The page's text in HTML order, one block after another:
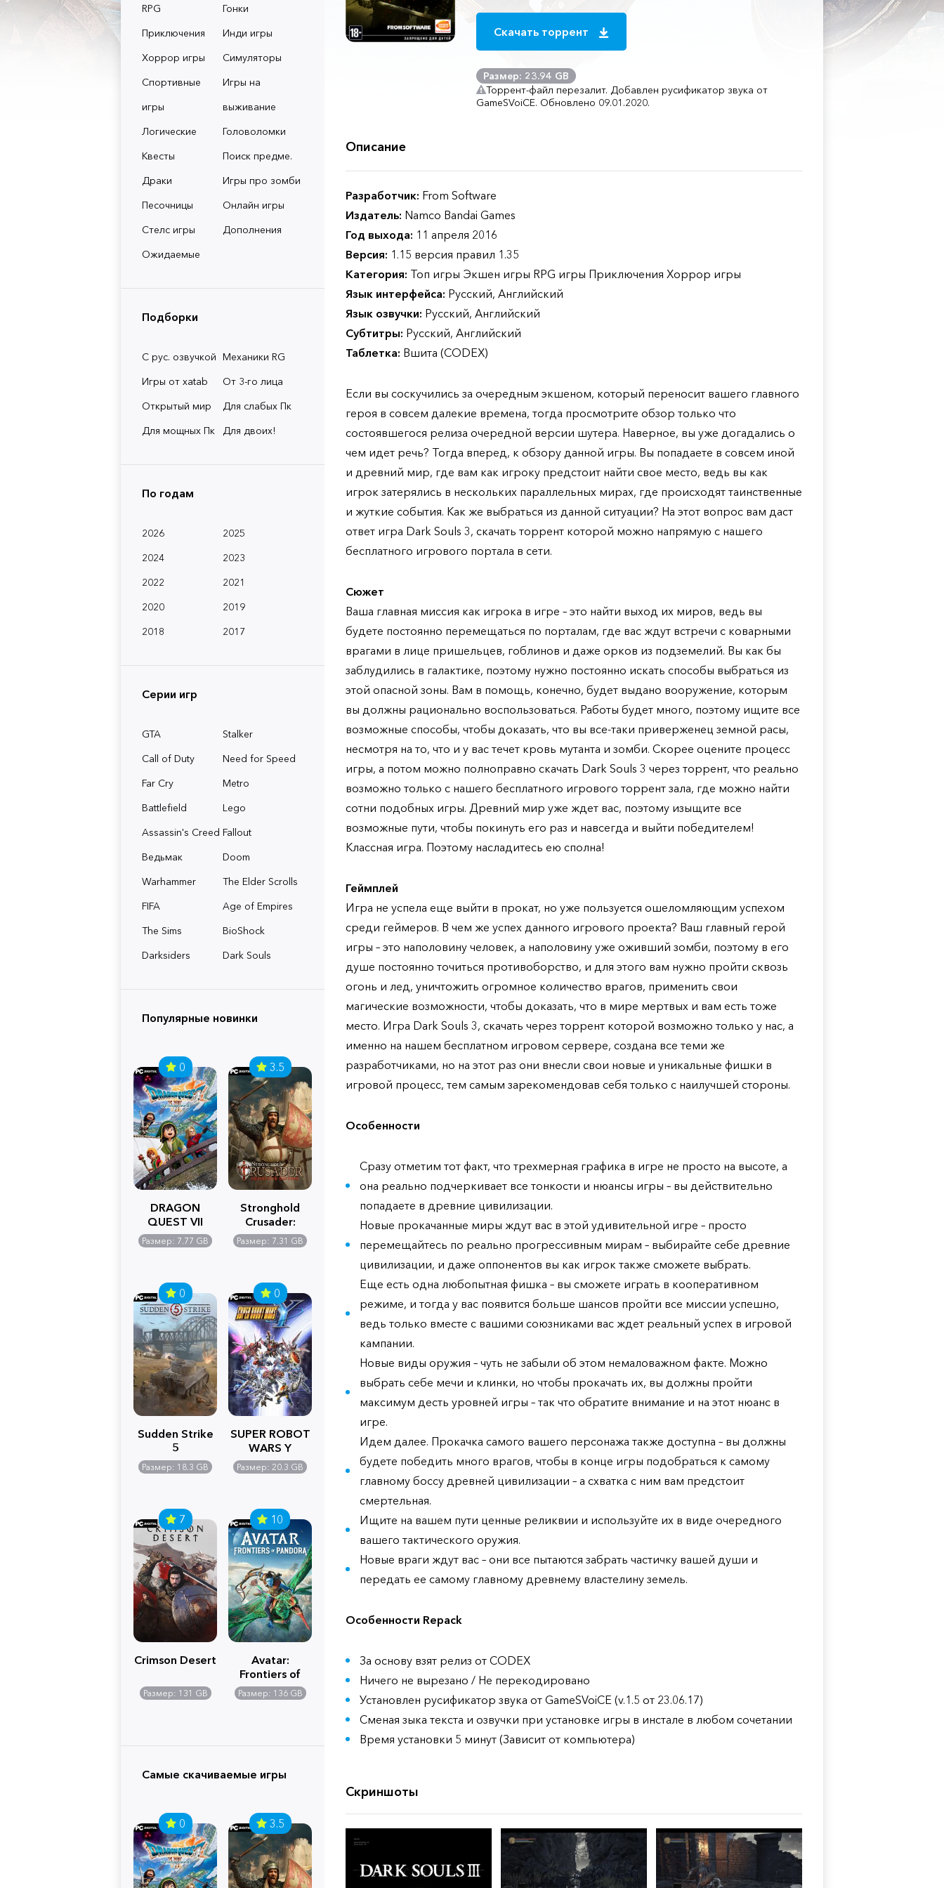
RPG
Гонки
Приключения
Инди игры
Хоррор игры
Симуляторы
Спортивные
игры
Игры на
выживание
Логические
Головоломки
Квесты
Поиск предме.
Драки
Игры про зомби
Песочницы
Онлайн игры
Стелс игры
Дополнения
Ожидаемые
Подборки
С рус. озвучкой Механики RG
Игры от xatab
От 3-го лица
Открытый мир
Для слабых Пк
Для мощных Пк
Для двоих!
По годам
2026
2025
2024
2023
2022
2021
2020
2019
2018
2017
Серии игр
GTA
Stalker
Call of Duty
Need for Speed
Far Cry
Metro
Battlefield
Lego
Assassin's Creed Fallout
Ведьмак
Doom
Warhammer
The Elder Scrolls
FIFA
Age of Empires
The Sims
BioShock
Darksiders
Dark Souls
Популярные новинки
0
DRAGON
QUEST VII
Reimagined
Размер: 7.77 GB
3.5
Stronghold
Crusader:
Definitive
Edition
Размер: 7.31 GB
0
Sudden Strike
5
Размер: 18.3 GB
0
SUPER ROBOT
WARS Y
Размер: 20.3 GB
7
Crimson Desert
Размер: 131 GB
10
Avatar:
Frontiers of
Pandora
Размер: 136 GB
Самые скачиваемые игры
0 3.5
Скачать торрент
Размер: 23.94 GB
Торрент-файл перезалит. Добавлен русификатор звука от
GameSVoiCE. Обновлено 09.01.2020.
Описание
Разработчик: From Software
Издатель: Namco Bandai Games
Год выхода: 11 апреля 2016
Версия: 1.15 версия правил 1.35
Категория: Топ игры Экшен игры RPG игры Приключения Хоррор игры
Язык интерфейса: Русский, Английский
Язык озвучки: Русский, Английский
Субтитры: Русский, Английский
Таблетка: Вшита (CODEX)
Если вы соскучились за очередным экшеном, который переносит вашего главного
героя в совсем далекие времена, тогда просмотрите обзор только что
состоявшегося релиза очередной версии шутера. Наверное, вы уже догадались о
чем идет речь? Тогда вперед, к обзору данной игры. Вы попадаете в совсем иной
и древний мир, где вам как игроку предстоит найти свое место, ведь вы как
игрок затерялись в нескольких параллельных мирах, где происходят таинственные
и жуткие события. Как же выбраться из данной ситуации? На этот вопрос вам даст
ответ игра Dark Souls 3, скачать торрент которой можно напрямую с нашего
бесплатного игрового портала в сети.
Сюжет
Ваша главная миссия как игрока в игре – это найти выход их миров, ведь вы
будете постоянно перемещаться по порталам, где вас ждут встречи с коварными
врагами в лице пришельцев, гоблинов и даже орков из подземелий. Вы как бы
заблудились в галактике, поэтому нужно постоянно искать способы выбраться из
этой опасной зоны. Вам в помощь, конечно, будет выдано вооружение, которым
вы должны рационально воспользоваться. Работы будет много, поэтому ищите все
возможные способы, чтобы доказать, что вы все-таки приверженец земной расы,
несмотря на то, что и у вас течет кровь мутанта и зомби. Скорее оцените процесс
игры, а потом можно полноправно скачать Dark Souls 3 через торрент, что реально
возможно только с нашего бесплатного игрового торрент зала, где можно найти
сотни подобных игры. Древний мир уже ждет вас, поэтому изыщите все
возможные пути, чтобы покинуть его раз и навсегда и выйти победителем!
Классная игра. Поэтому насладитесь ею сполна!
Геймплей
Игра не успела еще выйти в прокат, но уже пользуется ошеломляющим успехом
среди геймеров. В чем же успех данного игрового проекта? Ваш главный герой
игры – это наполовину человек, а наполовину уже оживший зомби, поэтому в его
душе постоянно точиться противоборство, и для этого вам нужно пройти сквозь
огонь и лед, уничтожить огромное количество врагов, применить свои
магические возможности, чтобы доказать, что в мире мертвых и вам есть тоже
место. Игра Dark Souls 3, скачать через торрент которой возможно только у нас, а
именно на нашем бесплатном игровом сервере, создана все теми же
разработчиками, но на этот раз они внесли свои новые и уникальные фишки в
игровой процесс, тем самым зарекомендовав себя только с наилучшей стороны.
Особенности
Сразу отметим тот факт, что трехмерная графика в игре не просто на высоте, а
она реально подчеркивает все тонкости и нюансы игры – вы действительно
попадаете в древние цивилизации.
Новые прокачанные миры ждут вас в этой удивительной игре – просто
перемещайтесь по реально прогрессивным мирам – выбирайте себе древние
цивилизации, и даже оппонентов вы как игрок также сможете выбрать.
Еще есть одна любопытная фишка – вы сможете играть в кооперативном
режиме, и тогда у вас появится больше шансов пройти все миссии успешно,
ведь только вместе с вашими союзниками вас ждет реальный успех в игровой
кампании.
Новые виды оружия – чуть не забыли об этом немаловажном факте. Можно
выбрать себе мечи и клинки, но чтобы прокачать их, вы должны пройти
максимум десть уровней игры – так что обратите внимание и на этот нюанс в
игре.
Идем далее. Прокачка самого вашего персонажа также доступна – вы должны
будете победить много врагов, чтобы в конце игры подобраться к самому
главному боссу древней цивилизации – а схватка с ним вам предстоит
смертельная.
Ищите на вашем пути ценные реликвии и используйте их в виде очередного
вашего тактического оружия.
Новые враги ждут вас – они все пытаются забрать частичку вашей души и
передать ее самому главному древнему властелину земель.
Особенности Repack
За основу взят релиз от CODEX
Ничего не вырезано / Не перекодировано
Установлен русификатор звука от GameSVoiCE (v.1.5 от 23.06.17)
Сменая зыка текста и озвучки при установке игры в инстале в любом сочетании
Время установки 5 минут (Зависит от компьютера)
Скриншоты